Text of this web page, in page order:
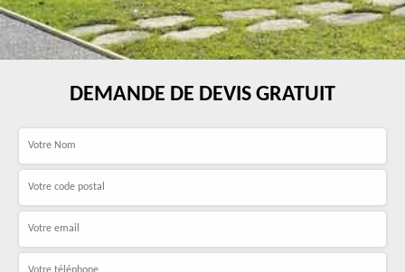
DEMANDE DE DEVIS GRATUIT